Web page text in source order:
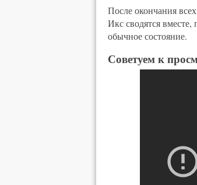
После окончания
Икс сводятся
обычное состояние.
Советуем к